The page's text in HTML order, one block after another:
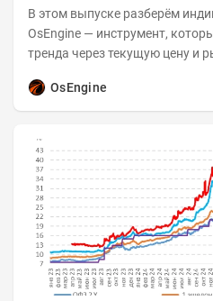
В этом выпуске разберём
OsEngine — инструмент,
тренда через текущую цену и
OsEngine